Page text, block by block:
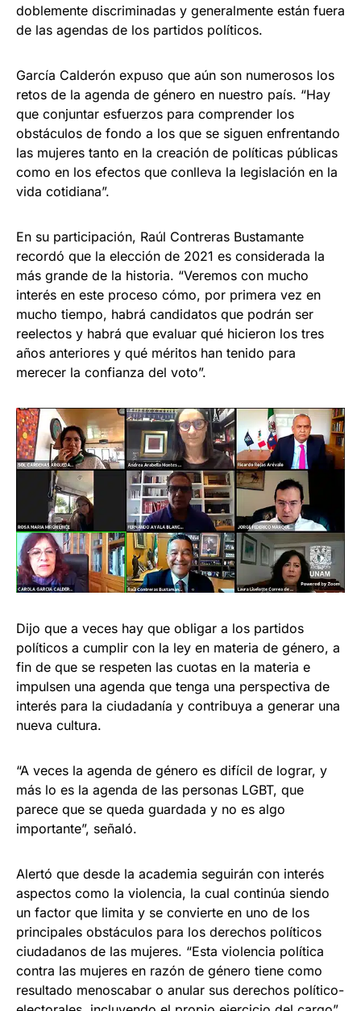
doblemente discriminadas y generalmente están fuera
de las agendas de los partidos políticos.
García Calderón expuso que aún son numerosos los
retos de la agenda de género en nuestro país. “Hay
que conjuntar esfuerzos para comprender los
obstáculos de fondo a los que se siguen enfrentando
las mujeres tanto en la creación de políticas públicas
como en los efectos que conlleva la legislación en la
vida cotidiana”.
En su participación, Raúl Contreras Bustamante
recordó que la elección de 2021 es considerada la
más grande de la historia. “Veremos con mucho
interés en este proceso cómo, por primera vez en
mucho tiempo, habrá candidatos que podrán ser
reelectos y habrá que evaluar qué hicieron los tres
años anteriores y qué méritos han tenido para
merecer la confianza del voto”.
Dijo que a veces hay que obligar a los partidos
políticos a cumplir con la ley en materia de género, a
fin de que se respeten las cuotas en la materia e
impulsen una agenda que tenga una perspectiva de
interés para la ciudadanía y contribuya a generar una
nueva cultura.
“A veces la agenda de género es difícil de lograr, y
más lo es la agenda de las personas LGBT, que
parece que se queda guardada y no es algo
importante”, señaló.
Alertó que desde la academia seguirán con interés
aspectos como la violencia, la cual continúa siendo
un factor que limita y se convierte en uno de los
principales obstáculos para los derechos políticos
ciudadanos de las mujeres. “Esta violencia política
contra las mujeres en razón de género tiene como
resultado menoscabar o anular sus derechos político-